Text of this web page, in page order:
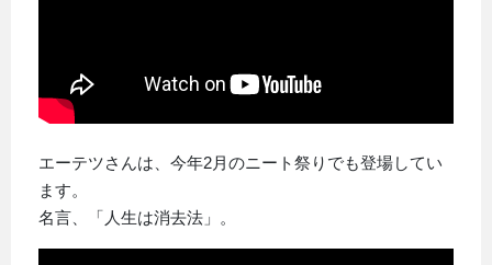
エーテツさんは、今年2月のニート祭りでも登場してい
ます。
名言、「人生は消去法」。